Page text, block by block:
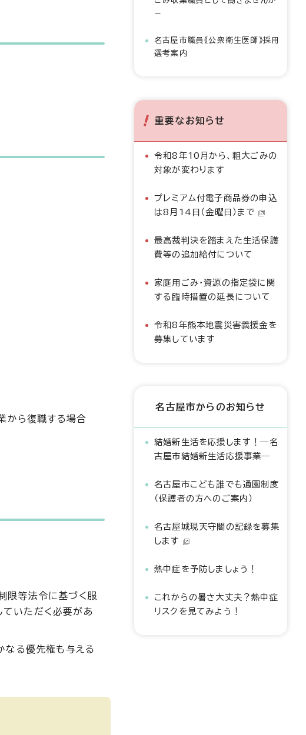
から復職する場合
限等法令に基づく服
いただく必要があ
なる優先権も与える
－
名古屋市職員《公衆衛生医師》採用
選考案内
重要なお知らせ
令和8年10月から、粗大ごみの
対象が変わります
プレミアム付電子商品券の申込
は8月14日（金曜日）まで
最高裁判決を踏まえた生活保護
費等の追加給付について
家庭用ごみ・資源の指定袋に関
する臨時措置の延長について
令和8年熊本地震災害義援金を
募集しています
名古屋市からのお知らせ
結婚新生活を応援します！―名
古屋市結婚新生活応援事業―
名古屋市こども誰でも通園制度
（保護者の方へのご案内）
名古屋城現天守閣の記録を募集
します
熱中症を予防しましょう！
これからの暑さ大丈夫？熱中症
リスクを見てみよう！